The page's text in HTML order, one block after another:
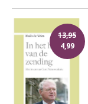
13,95
4,99